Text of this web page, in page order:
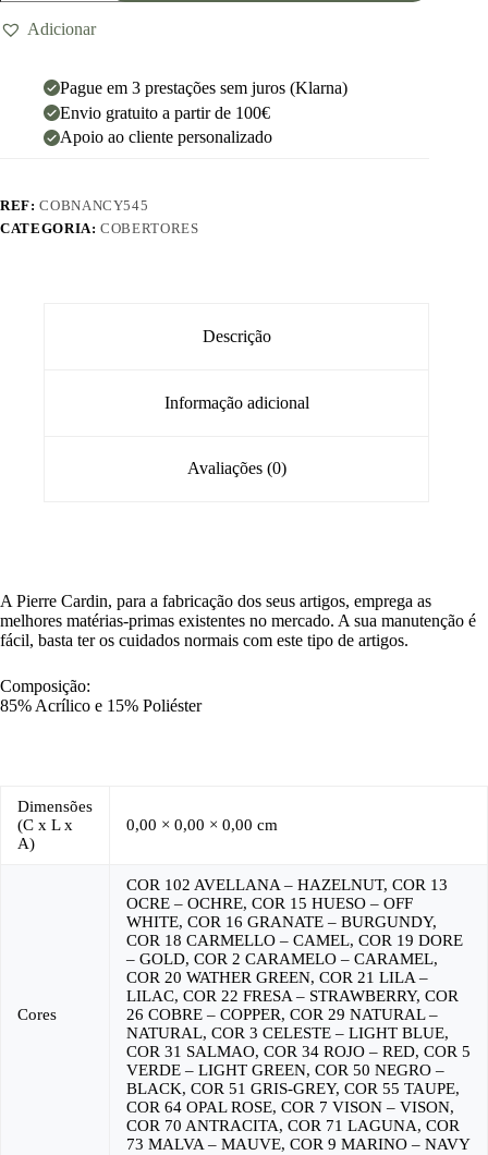
Adicionar
Pague em 3 prestações sem juros (Klarna)
Envio gratuito a partir de 100€
Apoio ao cliente personalizado
REF:COBNANCY545
CATEGORIA:COBERTORES
Descrição
Informação adicional
Avaliações (0)
A Pierre Cardin, para a fabricação dos seus artigos, emprega as
melhores matérias-primas existentes no mercado. A sua manutenção é
fácil, basta ter os cuidados normais com este tipo de artigos.
Composição:
85% Acrílico e 15% Poliéster
Dimensões
(C x L x
A)
0,00 × 0,00 × 0,00 cm
Cores
COR 102 AVELLANA – HAZELNUT, COR 13
OCRE – OCHRE, COR 15 HUESO – OFF
WHITE, COR 16 GRANATE – BURGUNDY,
COR 18 CARMELLO – CAMEL, COR 19 DORE
– GOLD, COR 2 CARAMELO – CARAMEL,
COR 20 WATHER GREEN, COR 21 LILA –
LILAC, COR 22 FRESA – STRAWBERRY, COR
26 COBRE – COPPER, COR 29 NATURAL –
NATURAL, COR 3 CELESTE – LIGHT BLUE,
COR 31 SALMAO, COR 34 ROJO – RED, COR 5
VERDE – LIGHT GREEN, COR 50 NEGRO –
BLACK, COR 51 GRIS-GREY, COR 55 TAUPE,
COR 64 OPAL ROSE, COR 7 VISON – VISON,
COR 70 ANTRACITA, COR 71 LAGUNA, COR
73 MALVA – MAUVE, COR 9 MARINO – NAVY